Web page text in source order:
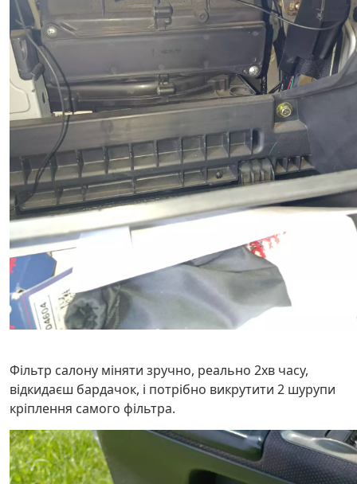
Фільтр салону міняти зручно, реально 2хв часу,
відкидаєш бардачок, і потрібно викрутити 2 шурупи
кріплення самого фільтра.